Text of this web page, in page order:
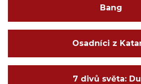
Bang
Osadníci z
7 divů světa: